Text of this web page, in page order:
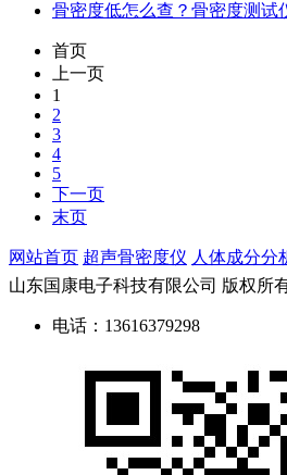
骨密度低怎么查？骨密度测试
首页
上一页
1
2
3
4
5
下一页
末页
网站首页 超声骨密度仪 人体成分分
山东国康电子科技有限公司 版权所
电话：13616379298